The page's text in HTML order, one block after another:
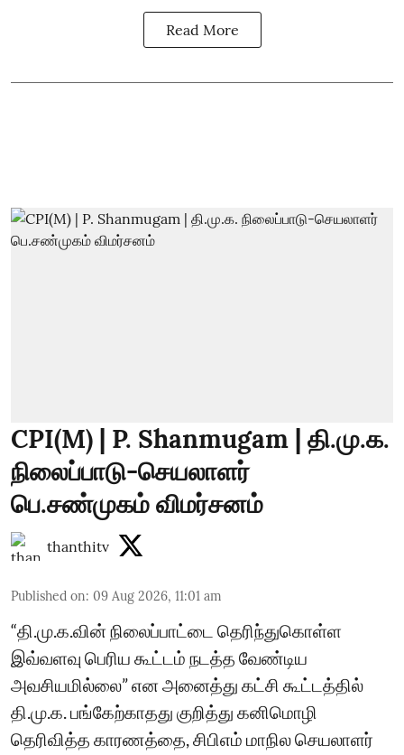
Read More
CPI(M) | P. Shanmugam | தி.மு.க.
நிலைப்பாடு-செயலாளர்
பெ.சண்முகம் விமர்சனம்
thanthitv
Published on: 09 Aug 2026, 11:01 am
“தி.மு.க.வின் நிலைப்பாட்டை தெரிந்துகொள்ள
இவ்வளவு பெரிய கூட்டம் நடத்த வேண்டிய
அவசியமில்லை” என அனைத்து கட்சி கூட்டத்தில்
தி.மு.க. பங்கேற்காதது குறித்து கனிமொழி
தெரிவித்த காரணத்தை, சிபிஎம் மாநில செயலாளர்